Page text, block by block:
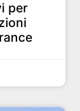
per